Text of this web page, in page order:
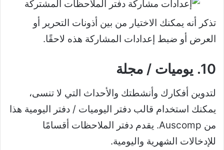
تذكر أنه يمكنك الاختيار من بين أذونات التحرير أو
العرض أو ضبط إعدادات المشاركة هذه لاحقًا.
10. يوميات / مجلة
لتدوين أفكارك وأنشطتك والأحداث التي لا تنسى،
يمكنك استخدام قالب دفتر اليوميات / دفتر اليومية هذا
من Auscomp. يقدم دفتر الملاحظات أقسامًا
للإدخالات الشهرية واليومية.